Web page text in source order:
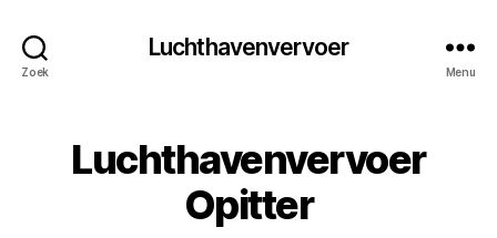
Zoek
Luchthavenvervoer
Menu
Luchthavenvervoer
Opitter